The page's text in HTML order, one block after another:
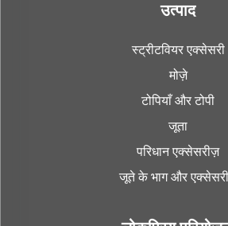
उत्पाद
स्ट्रीटवियर एक्सेसरी
मोज़े
टोपियाँ और टोपी
जूता
परिधान एक्सेसरीज़
जूते के भाग और